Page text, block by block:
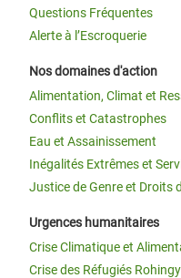
Questions Fréquentes
Alerte à l’Escroquerie
Nos domaines d'action
Alimentation, Climat et
Conflits et Catastrophes
Eau et Assainissement
Inégalités Extrêmes et
Justice de Genre et Droits
Urgences humanitaires
Crise Climatique et
Crise des Réfugiés